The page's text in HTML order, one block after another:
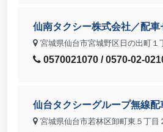
仙南タクシー株式会社／配車
宮城県仙台市宮城野区日の出町１
0570021070 / 0570-02-
仙台タクシーグループ無線配
宮城県仙台市若林区卸町東５丁目